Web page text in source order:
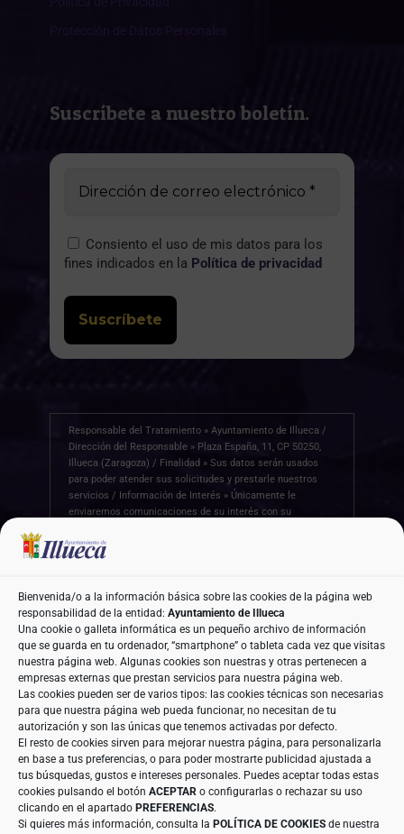
Bienvenida/o a la información básica sobre las cookies de la página web
responsabilidad de la entidad: Ayuntamiento de Illueca
Una cookie o galleta informática es un pequeño archivo de información
que se guarda en tu ordenador, “smartphone” o tableta cada vez que visitas
nuestra página web. Algunas cookies son nuestras y otras pertenecen a
empresas externas que prestan servicios para nuestra página web.
Las cookies pueden ser de varios tipos: las cookies técnicas son necesarias
para que nuestra página web pueda funcionar, no necesitan de tu
autorización y son las únicas que tenemos activadas por defecto.
El resto de cookies sirven para mejorar nuestra página, para personalizarla
en base a tus preferencias, o para poder mostrarte publicidad ajustada a
tus búsquedas, gustos e intereses personales. Puedes aceptar todas estas
cookies pulsando el botón ACEPTAR o configurarlas o rechazar su uso
clicando en el apartado PREFERENCIAS.
Si quieres más información, consulta la POLÍTICA DE COOKIES de nuestra
Protección de Datos Personales
Suscríbete a nuestro boletín.
Consiento el uso de mis datos para los
fines indicados en la Política de privacidad
Responsable del Tratamiento » Ayuntamiento de Illueca /
Dirección del Responsable » Plaza España, 11, CP 50250,
Illueca (Zaragoza) / Finalidad » Sus datos serán usados
para poder atender sus solicitudes y prestarle nuestros
servicios / Información de Interés » Únicamente le
enviaremos comunicaciones de su interés con su
casilla correspondiente establecida al efecto /
Legitimación » Únicamente trataremos sus datos con su
casilla correspondiente establecida al efecto /
Destinatarios » Con carácter general, sólo el personal de
nuestra entidad que esté debidamente autorizado podrá
tener conocimiento de la información que le pedimos /
Derechos » Tiene derecho a saber qué información
tenemos sobre usted, corregirla y eliminarla, tal y como se
explica en la información adicional disponible en nuestra
página web / Información Adicional » Más información en
el apartado“POLÍTICA DE PRIVACIDAD”de nuestra página
web / Datos de Contacto DPD » aeneriz@audidat.com